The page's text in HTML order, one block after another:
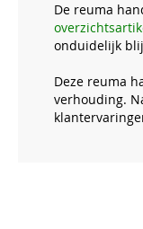
De reuma
onduidelijk
Deze reuma
verhouding.